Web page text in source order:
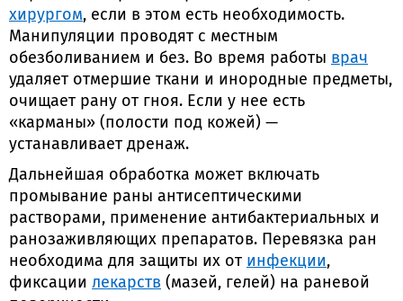
хирургом, если в этом есть необходимость.
Манипуляции проводят с местным
обезболиванием и без. Во время работы врач
удаляет отмершие ткани и инородные предметы,
очищает рану от гноя. Если у нее есть
«карманы» (полости под кожей) —
устанавливает дренаж.
Дальнейшая обработка может включать
промывание раны антисептическими
растворами, применение антибактериальных и
ранозаживляющих препаратов. Перевязка ран
необходима для защиты их от инфекции,
фиксации лекарств (мазей, гелей) на раневой